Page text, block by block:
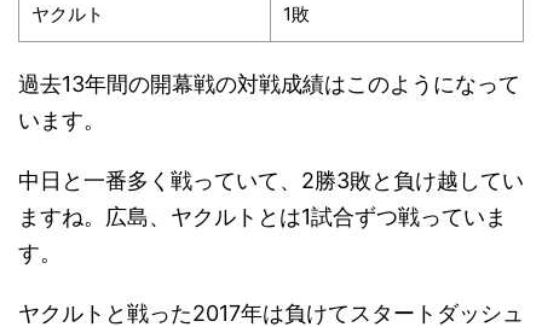
ヤクルト 1敗
過去13年間の開幕戦の対戦成績はこのようになって
います。
中日と一番多く戦っていて、2勝3敗と負け越してい
ますね。広島、ヤクルトとは1試合ずつ戦っていま
す。
ヤクルトと戦った2017年は負けてスタートダッシュ